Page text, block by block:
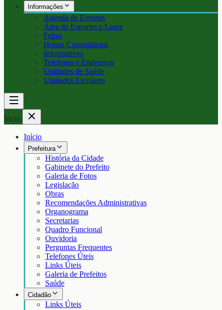
Informações
Agenda de Eventos
Área de Esportes e Lazer
Feiras
Hortas Comunitárias
Informativos
Telefones e Endereços
Unidades de Saúde
Unidades Escolares
Menu
Início
Prefeitura
História da Cidade
Gabinete do Prefeito
Galeria de Fotos
Legislação
Obras
Recomendações Administrativas
Organograma
Secretarias
Quadro Funcional
Ouvidoria
Perguntas Frequentes
Telefones Úteis
Links Úteis
Galeria de Prefeitos
Saúde
Cidadão
Links Úteis